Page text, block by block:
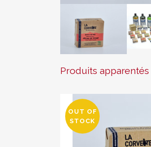
Produits apparentés
OUT OF
STOCK